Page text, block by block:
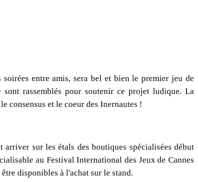
entre amis, sera bel et bien le premier jeu de
rassemblés pour soutenir ce projet ludique. La
consensus et le coeur des Inernautes !
sur les étals des boutiques spécialisées début
au Festival International des Jeux de Cannes
disponibles à l'achat sur le stand.